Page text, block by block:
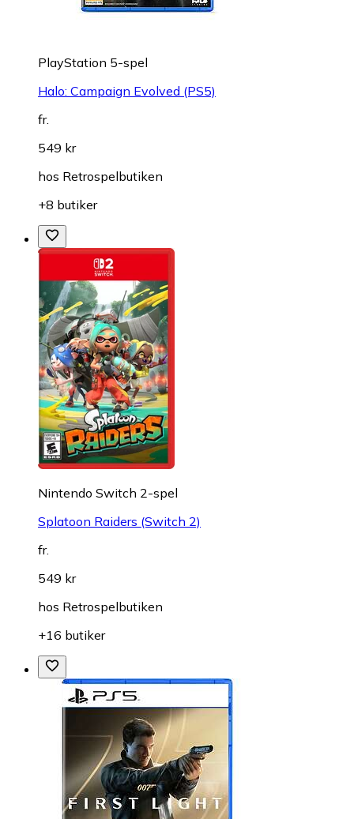
PlayStation 5-spel
Halo: Campaign Evolved (PS5)
fr.
549 kr
hos Retrospelbutiken
+8 butiker
Nintendo Switch 2-spel
Splatoon Raiders (Switch 2)
fr.
549 kr
hos Retrospelbutiken
+16 butiker